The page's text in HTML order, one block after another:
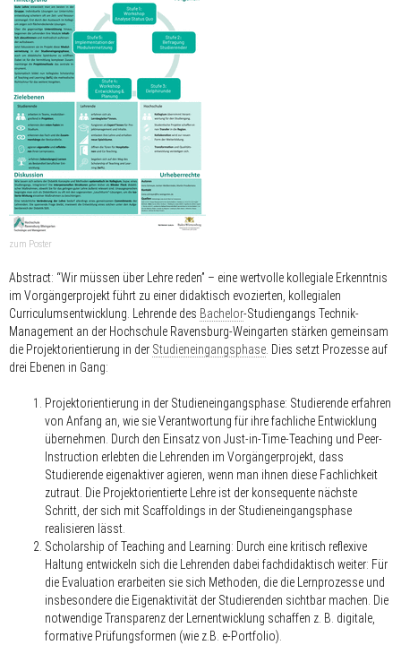
zum Poster
Abstract: “Wir müssen über Lehre reden” – eine wertvolle kollegiale Erkenntnis
im Vorgängerprojekt führt zu einer didaktisch evozierten, kollegialen
Curriculumsentwicklung. Lehrende des Bachelor-Studiengangs Technik-
Management an der Hochschule Ravensburg-Weingarten stärken gemeinsam
die Projektorientierung in der Studieneingangsphase. Dies setzt Prozesse auf
drei Ebenen in Gang:
Projektorientierung in der Studieneingangsphase: Studierende erfahren
von Anfang an, wie sie Verantwortung für ihre fachliche Entwicklung
übernehmen. Durch den Einsatz von Just-in-Time-Teaching und Peer-
Instruction erlebten die Lehrenden im Vorgängerprojekt, dass
Studierende eigenaktiver agieren, wenn man ihnen diese Fachlichkeit
zutraut. Die Projektorientierte Lehre ist der konsequente nächste
Schritt, der sich mit Scaffoldings in der Studieneingangsphase
realisieren lässt.
Scholarship of Teaching and Learning: Durch eine kritisch reflexive
Haltung entwickeln sich die Lehrenden dabei fachdidaktisch weiter: Für
die Evaluation erarbeiten sie sich Methoden, die die Lernprozesse und
insbesondere die Eigenaktivität der Studierenden sichtbar machen. Die
notwendige Transparenz der Lernentwicklung schaffen z. B. digitale,
formative Prüfungsformen (wie z.B. e-Portfolio).